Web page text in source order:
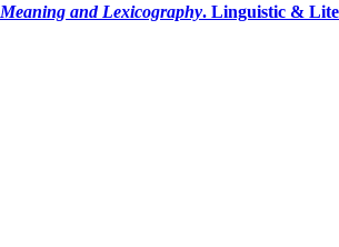
Meaning and Lexicography. Linguistic &